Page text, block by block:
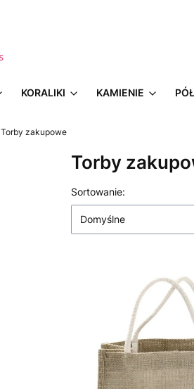
KORALIKI KAMIENIE
Torby zakupowe
Torby
Lista produktów
Sortowanie:
Domyślne